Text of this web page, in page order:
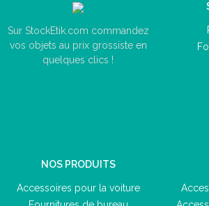
Sur StockEtik.com commandez
vos objets au prix grossiste en
quelques clics !
NOS PRODUITS
Accessoires pour la voiture